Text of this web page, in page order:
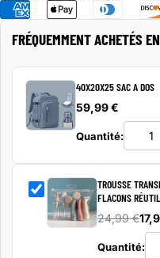
FRÉQUEMMENT ACHETÉS
40X20X25 SAC A DOS
59,99 €
Quantité:
TROUSSE
FLACONS
24,99 €
Quantité: